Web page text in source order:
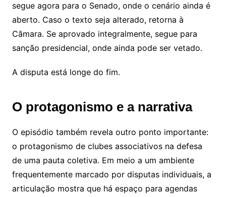
segue agora para o Senado, onde o cenário ainda é
aberto. Caso o texto seja alterado, retorna à
Câmara. Se aprovado integralmente, segue para
sanção presidencial, onde ainda pode ser vetado.
A disputa está longe do fim.
O protagonismo e a narrativa
O episódio também revela outro ponto importante:
o protagonismo de clubes associativos na defesa
de uma pauta coletiva. Em meio a um ambiente
frequentemente marcado por disputas individuais, a
articulação mostra que há espaço para agendas